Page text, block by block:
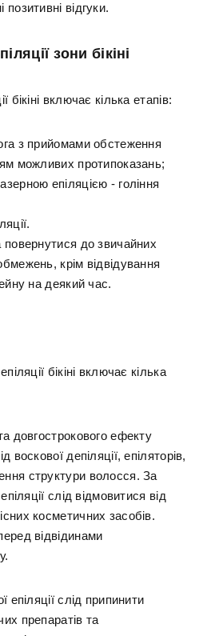
відгуки.
зони бікіні
бікіні включає кілька етапів:
з прийомами обстеження
можливих протипоказань;
епіляцією - гоління
повернутися до звичайних
крім відвідування
на деякий час.
бікіні включає кілька
довгострокового ефекту
воскової депіляції, епіляторів,
структури волосся. За
слід відмовитися від
косметичних засобів.
відвідинами
епіляції слід припинити
препаратів та